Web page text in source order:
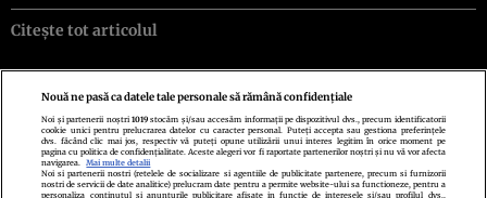
Citește tot articolul
Politica de confidenţialitatePolitica de cookiesTermeni şi condiţii
Echipa redacționalăContactSetări Cookies
Nouă ne pasă ca datele tale personale să rămână confidențiale
Noi și partenerii noștri1019 stocăm și/sau accesăm informații pe dispozitivul dvs., precum identificatorii
cookie unici pentru prelucrarea datelor cu caracter personal. Puteți accepta sau gestiona preferințele
dvs. făcând clic mai jos, respectiv vă puteți opune utilizării unui interes legitim în orice moment pe
pagina cu politica de confidențialitate. Aceste alegeri vor fi raportate partenerilor noștri și nu vă vor afecta
navigarea.
Mai multe detalii
Noi si partenerii nostri (retelele de socializare si agentiile de publicitate partenere, precum si furnizorii
nostri de servicii de date analitice) prelucram date pentru a permite website-ului sa functioneze, pentru a
personaliza continutul si anunturile publicitare afisate in functie de interesele si/sau profilul dvs.,